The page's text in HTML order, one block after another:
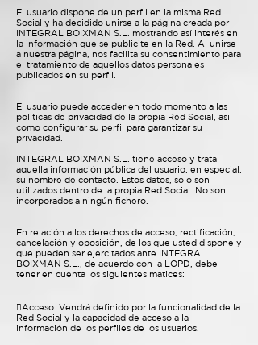
El usuario dispone de un perfil en la misma Red
Social y ha decidido unirse a la página creada por
INTEGRAL BOIXMAN S.L. mostrando así interés en
la información que se publicite en la Red. Al unirse
a nuestra página, nos facilita su consentimiento para
el tratamiento de aquellos datos personales
publicados en su perfil.
El usuario puede acceder en todo momento a las
políticas de privacidad de la propia Red Social, así
como configurar su perfil para garantizar su
privacidad.
INTEGRAL BOIXMAN S.L. tiene acceso y trata
aquella información pública del usuario, en especial,
su nombre de contacto. Estos datos, sólo son
utilizados dentro de la propia Red Social. No son
incorporados a ningún fichero.
En relación a los derechos de acceso, rectificación,
cancelación y oposición, de los que usted dispone y
que pueden ser ejercitados ante INTEGRAL
BOIXMAN S.L., de acuerdo con la LOPD, debe
tener en cuenta los siguientes matices:
Acceso: Vendrá definido por la funcionalidad de la
Red Social y la capacidad de acceso a la
información de los perfiles de los usuarios.